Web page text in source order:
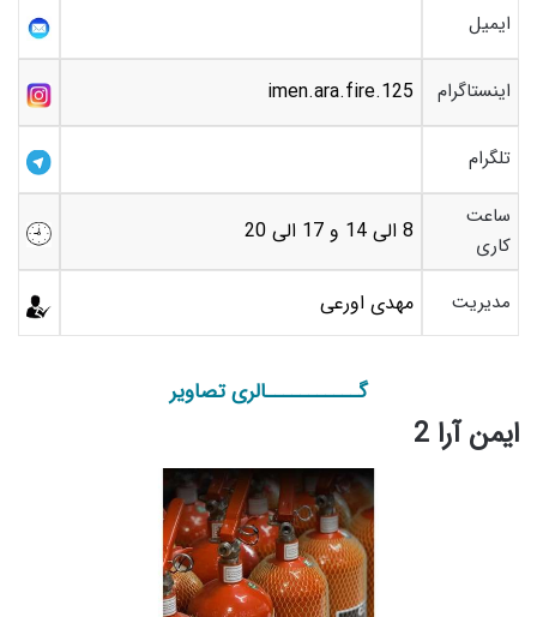
ایمیل
اینستاگرام imen.ara.fire.125
تلگرام
ساعت
کاری
8 الی 14 و 17 الی 20
مدیریت مهدی اورعی
گـــــــــــالری تصاویر
ایمن آرا 2